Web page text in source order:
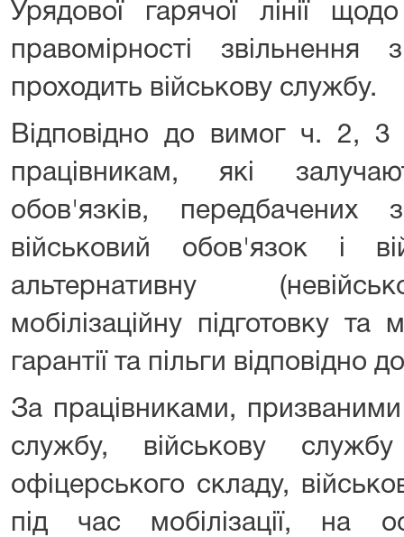
Урядової гарячої лінії
правомірності
проходить військову службу.
Відповідно до вимог ч. 2,
працівникам, які
обов'язків, передбачених
військовий обов'язок і
альтернативну
мобілізаційну підготовку та
гарантії та пільги відповідно
За працівниками,
службу, військову
офіцерського складу,
під час мобілізації, на